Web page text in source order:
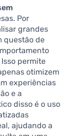
Por
grandes
questão de
permite
otimizem
experiências
e a
disso é o uso
ajudando a